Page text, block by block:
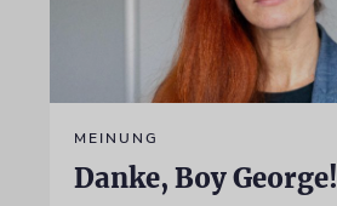
MEINUNG
Danke, Boy George!